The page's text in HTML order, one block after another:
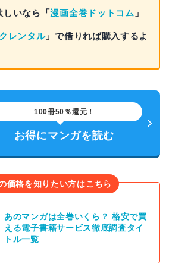
しいなら「漫画全巻ドットコム 」
レンタル」で借りれば購入するよ
100冊50％還元！
お得にマンガを読む
価格を知りたい方はこちら
あのマンガは全巻いくら？ 格安で買
える電子書籍サービス徹底調査タイ
トル一覧